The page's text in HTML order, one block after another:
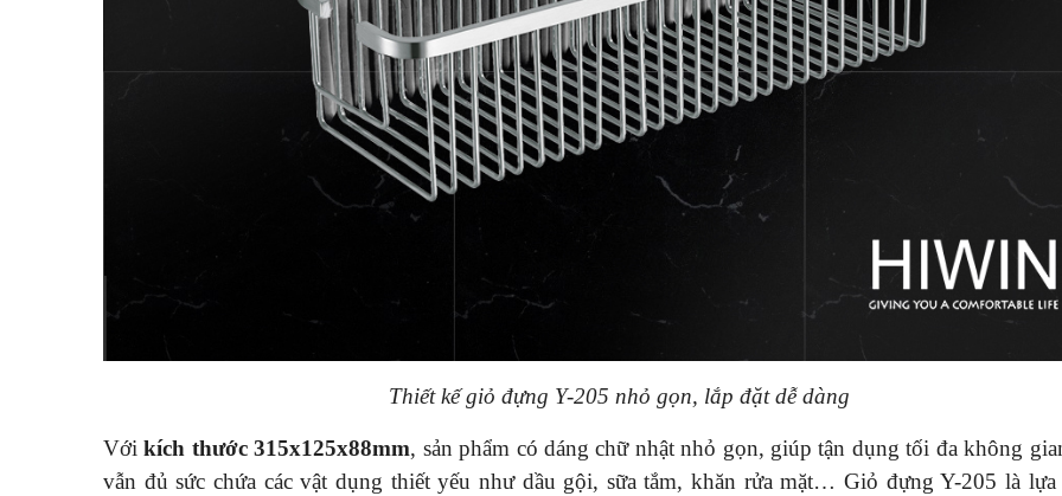
Thiết kế giỏ đựng Y-205 nhỏ gọn, lắp đặt dễ dàng
Vớikích thước 315x125x88mm, sản phẩm có dáng chữ nhật nhỏ gọn, giúp tận dụng tối đa không
vẫn đủ sức chứa các vật dụng thiết yếu như dầu gội, sữa tắm, khăn rửa mặt… Giỏ đựng Y-205 là